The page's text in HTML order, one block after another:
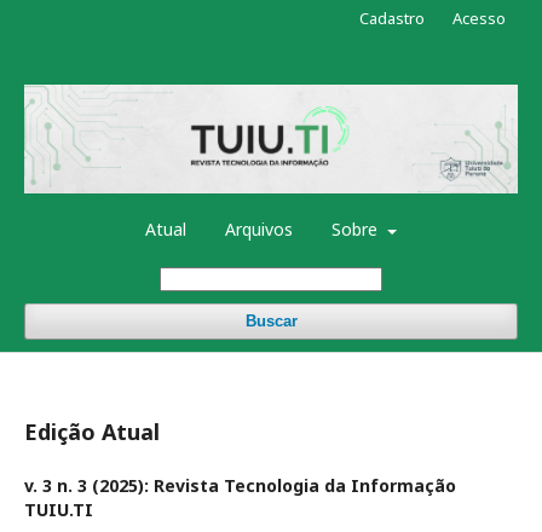
Atual Arquivos Sobre
Buscar
Cadastro Acesso
Edição Atual
v. 3 n. 3 (2025): Revista Tecnologia da Informação
TUIU.TI